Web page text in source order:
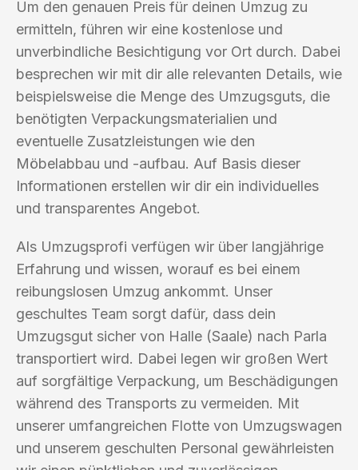
Um den genauen Preis für deinen Umzug zu
ermitteln, führen wir eine kostenlose und
unverbindliche Besichtigung vor Ort durch. Dabei
besprechen wir mit dir alle relevanten Details, wie
beispielsweise die Menge des Umzugsguts, die
benötigten Verpackungsmaterialien und
eventuelle Zusatzleistungen wie den
Möbelabbau und -aufbau. Auf Basis dieser
Informationen erstellen wir dir ein individuelles
und transparentes Angebot.
Als Umzugsprofi verfügen wir über langjährige
Erfahrung und wissen, worauf es bei einem
reibungslosen Umzug ankommt. Unser
geschultes Team sorgt dafür, dass dein
Umzugsgut sicher von Halle (Saale) nach Parla
transportiert wird. Dabei legen wir großen Wert
auf sorgfältige Verpackung, um Beschädigungen
während des Transports zu vermeiden. Mit
unserer umfangreichen Flotte von Umzugswagen
und unserem geschulten Personal gewährleisten